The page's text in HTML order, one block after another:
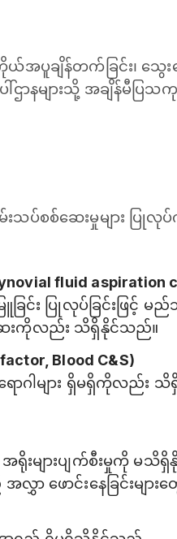
ယ်အပူချိန်တက်ခြင်း၊ သွေ
ဌာနများသို့ အချိန်မီပ
စမ်းသပ်စစ်ဆေးမှုများ ပ
fluid aspiration
င်း ပြုလုပ်ခြင်းဖြင့် မ
းကိုလည်း သိရှိနိုင်သည်။
Blood C&S)
ရောဂါများ ရှိမရှိကိုလ
များပျက်စီးမှုကို မသိရှိနို
ဖောင်းနေခြင်းမျ